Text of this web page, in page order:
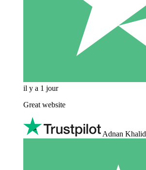
il y a 1 jour
Great website
Adnan Khalid